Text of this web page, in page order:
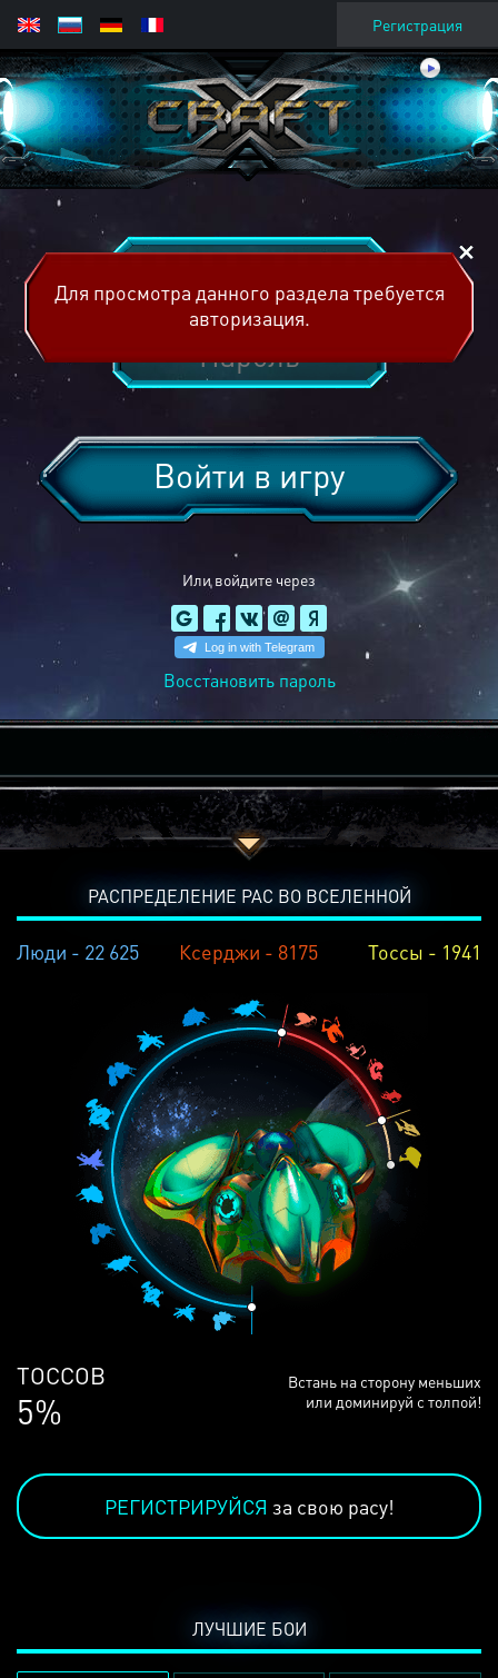
Регистрация
Или войдите через
Войти в игру
Восстановить пароль
Для просмотра данного раздела требуется
авторизация.
РАСПРЕДЕЛЕНИЕ РАС ВО ВСЕЛЕННОЙ
Люди - 22 625 Ксерджи - 8175 Тоссы - 1941
ЛЮДЕЙ
69%
Встань на сторону меньших
или доминируй с толпой!
РЕГИСТРИРУЙСЯ за свою расу!
ЛУЧШИЕ БОИ